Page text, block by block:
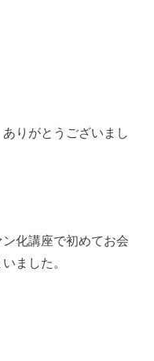
りがとうございまし
化講座で初めてお会
ました。